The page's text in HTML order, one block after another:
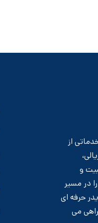
از
و
در مسیر
حرفه ای
می